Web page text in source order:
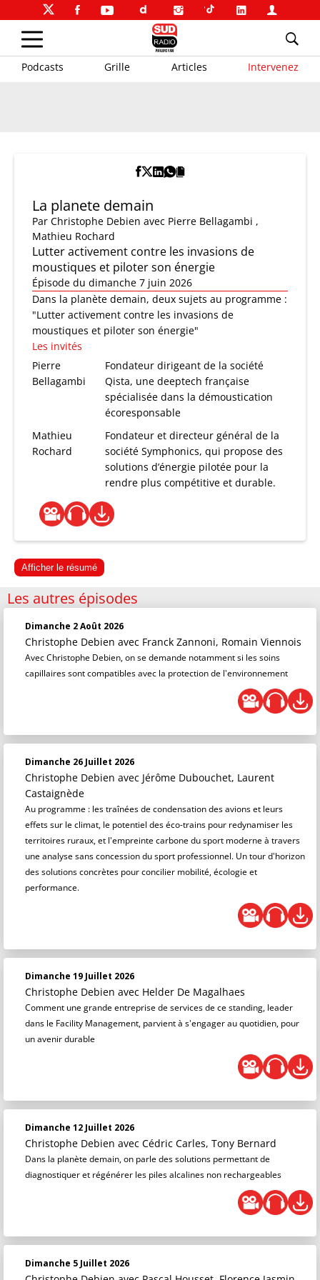
Podcasts Grille Articles Intervenez
La planete demain
Par Christophe Debien avec Pierre Bellagambi ,
Mathieu Rochard
Lutter activement contre les invasions de
moustiques et piloter son énergie
Épisode du dimanche 7 juin 2026
Dans la planète demain, deux sujets au programme :
"Lutter activement contre les invasions de
moustiques et piloter son énergie"
Les invités
Pierre
Bellagambi
Fondateur dirigeant de la société
Qista, une deeptech française
spécialisée dans la démoustication
écoresponsable
Mathieu
Rochard
Fondateur et directeur général de la
société Symphonics, qui propose des
solutions d’énergie pilotée pour la
rendre plus compétitive et durable.
Afficher le résumé
Les autres épisodes
Dimanche 2 Août 2026
Christophe Debien avec Franck Zannoni, Romain Viennois
Avec Christophe Debien, on se demande notamment si les soins
capillaires sont compatibles avec la protection de l'environnement
Dimanche 26 Juillet 2026
Christophe Debien avec Jérôme Dubouchet, Laurent
Castaignède
Au programme : les traînées de condensation des avions et leurs
effets sur le climat, le potentiel des éco-trains pour redynamiser les
territoires ruraux, et l'empreinte carbone du sport moderne à travers
une analyse sans concession du sport professionnel. Un tour d'horizon
des solutions concrètes pour concilier mobilité, écologie et
performance.
Dimanche 19 Juillet 2026
Christophe Debien avec Helder De Magalhaes
Comment une grande entreprise de services de ce standing, leader
dans le Facility Management, parvient à s'engager au quotidien, pour
un avenir durable
Dimanche 12 Juillet 2026
Christophe Debien avec Cédric Carles, Tony Bernard
Dans la planète demain, on parle des solutions permettant de
diagnostiquer et régénérer les piles alcalines non rechargeables
Dimanche 5 Juillet 2026